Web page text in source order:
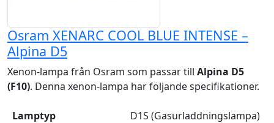
Osram XENARC COOL BLUE INTENSE –
Alpina D5
Xenon-lampa från Osram som passar till Alpina D5
(F10). Denna xenon-lampa har följande specifikationer.
Lamptyp
D1S (Gasurladdningslampa)